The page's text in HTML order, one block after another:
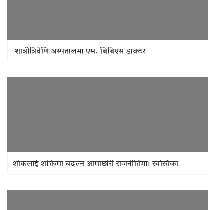
शान्नीत्रिवेणि अस्पतालमा एम. बिबिएस डाक्टर
शोकलाई शक्तिमा बदल्न आमाछोरी राजनीतिमाः स्वस्तिका